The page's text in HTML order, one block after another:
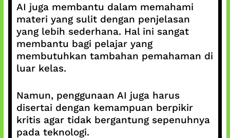
AI juga membantu dalam memahami
materi yang sulit dengan penjelasan
yang lebih sederhana. Hal ini sangat
membantu bagi pelajar yang
membutuhkan tambahan pemahaman di
luar kelas.
Namun, penggunaan AI juga harus
disertai dengan kemampuan berpikir
kritis agar tidak bergantung sepenuhnya
pada teknologi.